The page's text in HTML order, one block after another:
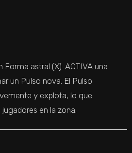
Forma astral (X). ACTIVA una
un Pulso nova. El Pulso
y explota, lo que
en la zona.